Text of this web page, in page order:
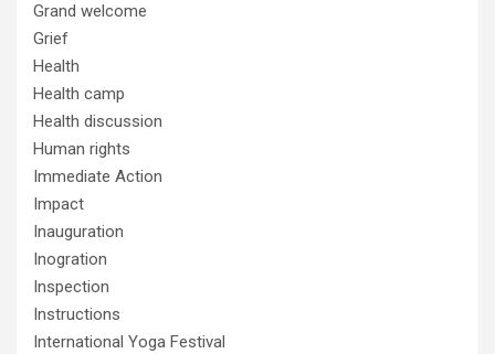
Grand welcome
Grief
Health
Health camp
Health discussion
Human rights
Immediate Action
Impact
Inauguration
Inogration
Inspection
Instructions
International Yoga Festival